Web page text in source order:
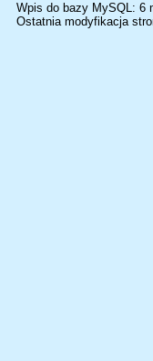
Wpis do bazy MySQL: 6
Ostatnia modyfikacja